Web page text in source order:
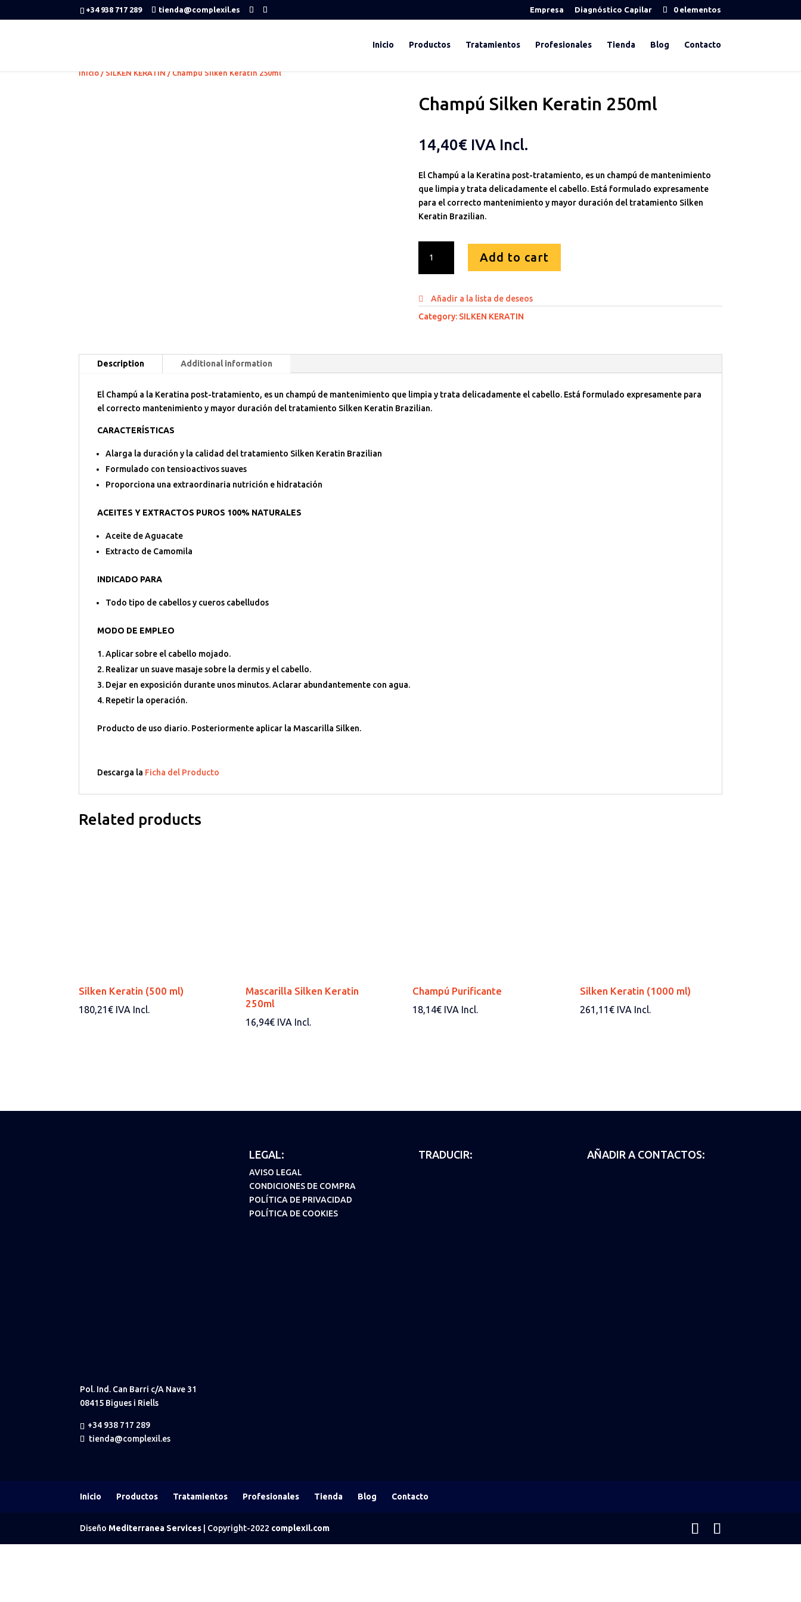
+34 938 717 289 tienda@complexil.es Empresa Diagnóstico Capilar 0 elementos
Inicio Productos Tratamientos Profesionales Tienda Blog Contacto
Inicio/SILKEN KERATIN/ Champú Silken Keratin 250ml
Champú Silken Keratin 250ml
14,40€ IVA Incl.
El Champú a la Keratina post-tratamiento, es un champú de mantenimiento
que limpia y trata delicadamente el cabello. Está formulado expresamente
para el correcto mantenimiento y mayor duración del tratamiento Silken
Keratin Brazilian.
Silken
Keratin
quantity
Add to cart
Añadir a la lista de deseos
Category: SILKEN KERATIN
Description Additional information
El Champú a la Keratina post-tratamiento, es un champú de mantenimiento que limpia y trata delicadamente el cabello. Está formulado expresamente para
el correcto mantenimiento y mayor duración del tratamiento Silken Keratin Brazilian.
CARACTERÍSTICAS
Alarga la duración y la calidad del tratamiento Silken Keratin Brazilian
Formulado con tensioactivos suaves
Proporciona una extraordinaria nutrición e hidratación
ACEITES Y EXTRACTOS PUROS 100% NATURALES
Aceite de Aguacate
Extracto de Camomila
INDICADO PARA
Todo tipo de cabellos y cueros cabelludos
MODO DE EMPLEO
Aplicar sobre el cabello mojado.
Realizar un suave masaje sobre la dermis y el cabello.
Dejar en exposición durante unos minutos. Aclarar abundantemente con agua.
Repetir la operación.
Producto de uso diario. Posteriormente aplicar la Mascarilla Silken.
Descarga la Ficha del Producto
Related products
Silken Keratin (500 ml)
180,21 € IVA Incl.
Mascarilla Silken Keratin
250ml
16,94€ IVA Incl.
Champú Purificante
18,14€ IVA Incl.
Silken Keratin (1000 ml)
261,11 € IVA Incl.
Pol. Ind. Can Barri c/A Nave 31
08415 Bigues i Riells
+34 938 717 289
tienda@complexil.es
LEGAL:
AVISO LEGAL
CONDICIONES DE COMPRA
POLÍTICA DE PRIVACIDAD
POLÍTICA DE COOKIES
TRADUCIR: AÑADIR A CONTACTOS:
Inicio Productos Tratamientos Profesionales Tienda Blog Contacto
Diseño Mediterranea Services | Copyright-2022 complexil.com